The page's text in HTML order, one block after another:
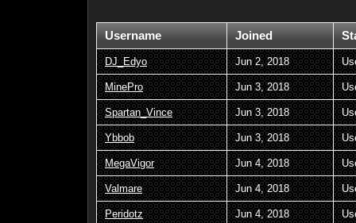
Username Joined
DJ_Edyo Jun 2, 2018
MinePro Jun 3, 2018
Spartan_Vince Jun 3, 2018
Ybbob Jun 3, 2018
MegaVigor Jun 4, 2018
Valmare Jun 4, 2018
Peridotz Jun 4, 2018